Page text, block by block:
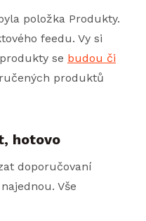
položka Produkty.
feedu. Vy si
se budou či
produktů
hotovo
doporučovaní
Vše